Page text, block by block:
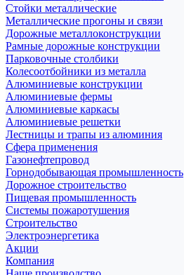
Стойки металлические
Металлические прогоны и связи
Дорожные металлоконструкции
Рамные дорожные конструкции
Парковочные столбики
Колесоотбойники из металла
Алюминиевые конструкции
Алюминиевые фермы
Алюминиевые каркасы
Алюминиевые решетки
Лестницы и трапы из алюминия
Сфера применения
Газонефтепровод
Горнодобывающая промышленность
Дорожное строительство
Пищевая промышленность
Системы пожаротушения
Строительство
Электроэнергетика
Акции
Компания